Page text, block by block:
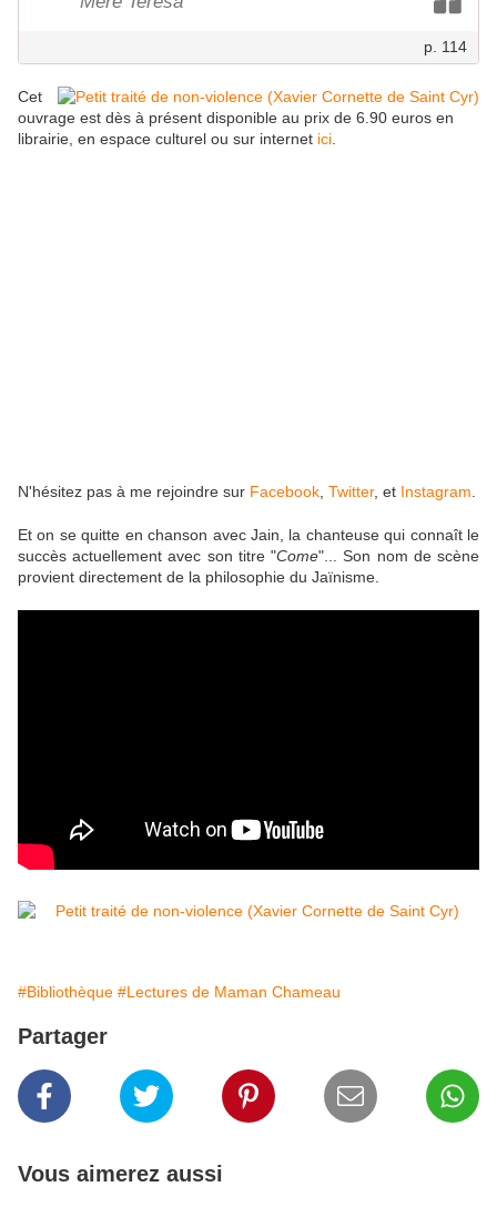
p. 114
Cet
ouvrage est dès à présent disponible au prix de 6.90 euros en
librairie, en espace culturel ou sur internet ici
N'hésitez pas à me rejoindre sur Facebook Twitter, et Instagram
Et on se quitte en chanson avec Jain, la chanteuse qui connaît le
succès actuellement avec son titre "Come"... Son nom de scène
provient directement de la philosophie du Jaïnisme.
#Bibliothèque #Lectures de Maman Chameau
Partager
Vous aimerez aussi